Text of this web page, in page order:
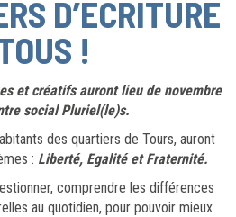
D’ÉCRITURE
!
et créatifs auront lieu de novembre
social Pluriel(le)s.
des quartiers de Tours, auront
: Liberté, Egalité et Fraternité.
comprendre les différences
au quotidien, pour pouvoir mieux